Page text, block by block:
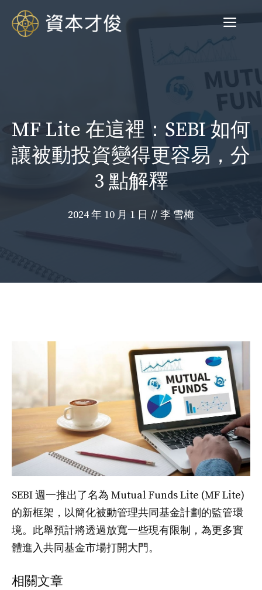
菜
单
MF Lite 在這裡：SEBI 如何
讓被動投資變得更容易，分
3 點解釋
2024 年 10 月 1 日 // 李 雪梅
SEBI 週一推出了名為 Mutual Funds Lite (MF Lite)
的新框架，以簡化被動管理共同基金計劃的監管環
境。此舉預計將透過放寬一些現有限制，為更多實
體進入共同基金市場打開大門。
相關文章